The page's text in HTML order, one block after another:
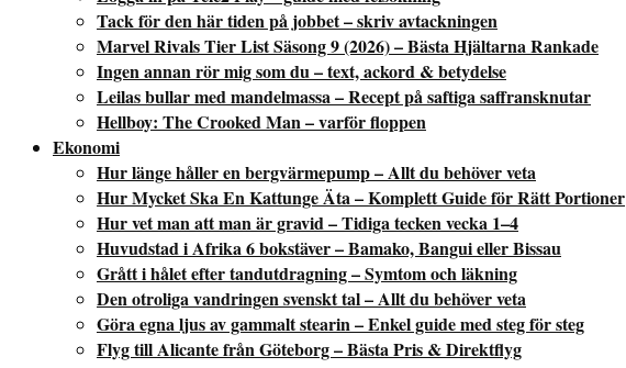
Tack för den här tiden på jobbet – skriv avtackningen
Marvel Rivals Tier List Säsong 9 (2026) – Bästa Hjältarna Rankade
Ingen annan rör mig som du – text, ackord & betydelse
Leilas bullar med mandelmassa – Recept på saftiga saffransknutar
Hellboy: The Crooked Man – varför floppen
Ekonomi
Hur länge håller en bergvärmepump – Allt du behöver veta
Hur Mycket Ska En Kattunge Äta – Komplett Guide för Rätt Portioner
Hur vet man att man är gravid – Tidiga tecken vecka 1–4
Huvudstad i Afrika 6 bokstäver – Bamako, Bangui eller Bissau
Grått i hålet efter tandutdragning – Symtom och läkning
Den otroliga vandringen svenskt tal – Allt du behöver veta
Göra egna ljus av gammalt stearin – Enkel guide med steg för steg
Flyg till Alicante från Göteborg – Bästa Pris & Direktflyg